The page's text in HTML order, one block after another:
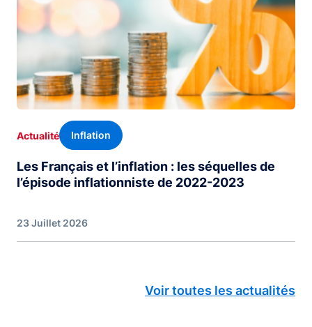
Actualité Inflation
Les Français et l’inflation : les séquelles de
l’épisode inflationniste de 2022-2023
23 Juillet 2026
Voir toutes les actualités